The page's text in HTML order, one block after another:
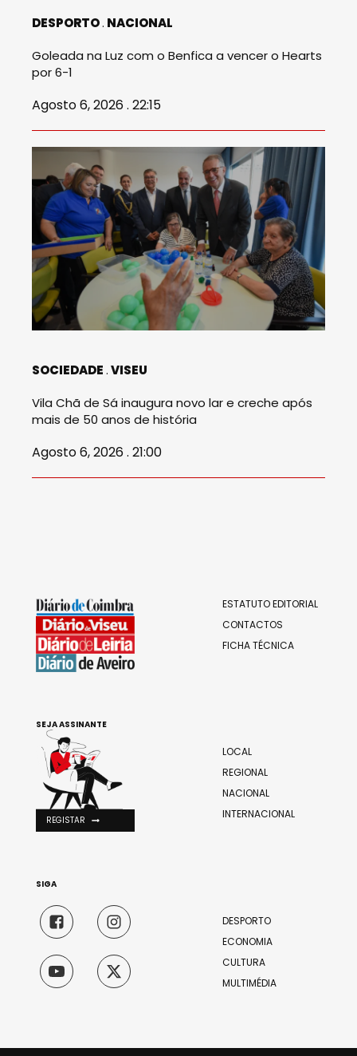
DESPORTO NACIONAL
Goleada na Luz com o Benfica a vencer o Hearts
por 6-1
Agosto 6, 2026 . 22:15
SOCIEDADE VISEU
Vila Chã de Sá inaugura novo lar e creche após
mais de 50 anos de história
Agosto 6, 2026 . 21:00
ESTATUTO EDITORIAL
CONTACTOS
FICHA TÉCNICA
LOCAL
REGIONAL
NACIONAL
INTERNACIONAL
DESPORTO
ECONOMIA
CULTURA
MULTIMÉDIA
SEJA ASSINANTE
REGISTAR
SIGA